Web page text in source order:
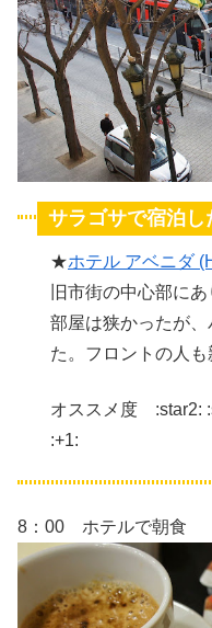
サラゴサで宿泊し
★ホテル アベニダ
旧市街の中心部に
部屋は狭かったが
た。フロントの人も
オススメ度 :star2:
:+1:
8：00 ホテルで朝食